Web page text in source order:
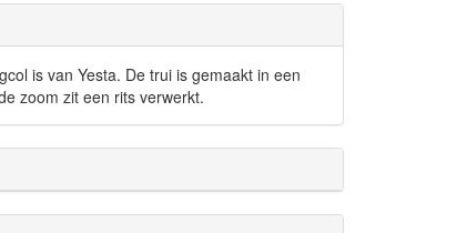
is van Yesta. De trui is gemaakt in een
zoom zit een rits verwerkt.